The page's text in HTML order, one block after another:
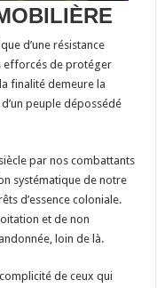
d’une résistance
efforcés de protéger
finalité demeure la
peuple dépossédé
par nos combattants
systématique de notre
d’essence coloniale.
et de non
loin de là.
de ceux qui